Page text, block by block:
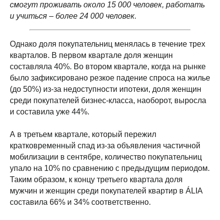
смогут проживать около 15 000 человек, работать
и учиться – более 24 000 человек.
Однако доля покупательниц менялась в течение трех
кварталов. В первом квартале доля женщин
составляла 40%. Во втором квартале, когда на рынке
было зафиксировано резкое падение спроса на жилье
(до 50%) из-за недоступности ипотеки, доля женщин
среди покупателей бизнес-класса, наоборот, выросла
и составила уже 44%.
А в третьем квартале, который пережил
кратковременный спад из-за объявления частичной
мобилизации в сентябре, количество покупательниц
упало на 10% по сравнению с предыдущим периодом.
Таким образом, к концу третьего квартала доля
мужчин и женщин среди покупателей квартир в ÁLIA
составила 66% и 34% соответственно.